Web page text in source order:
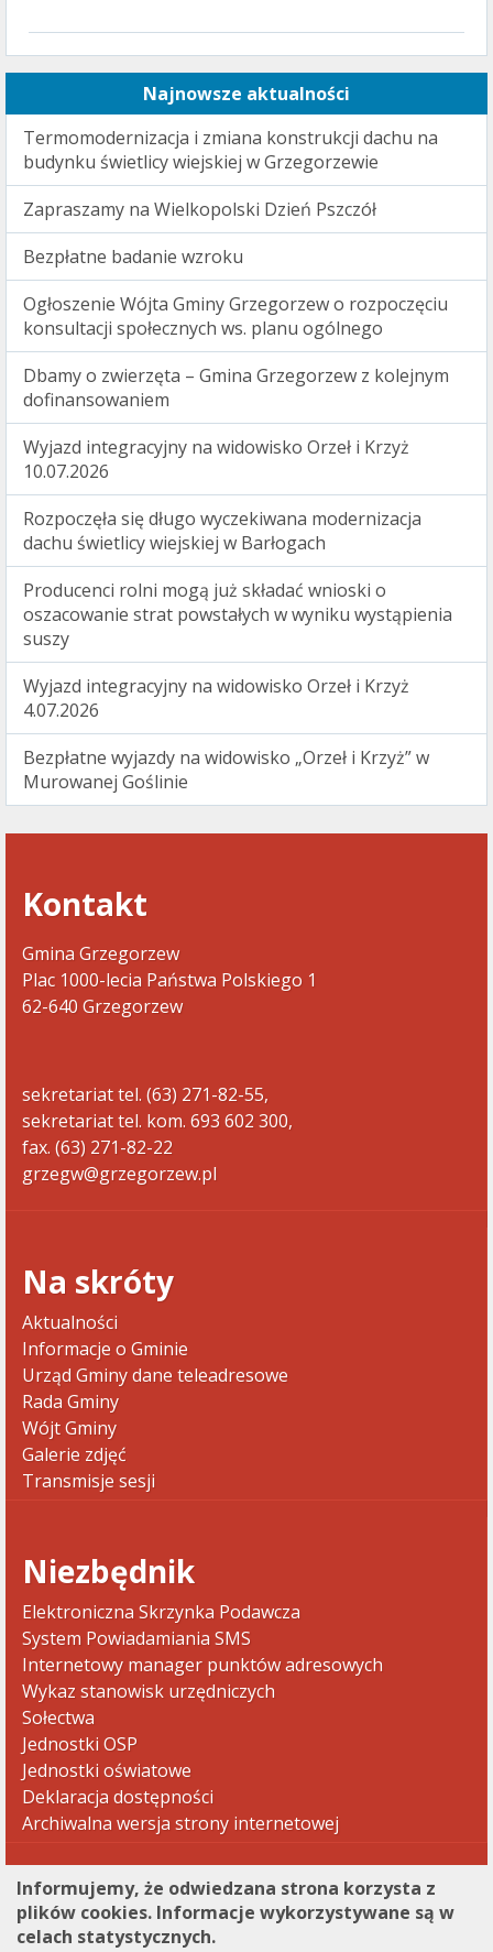
Najnowsze aktualności
Termomodernizacja i zmiana konstrukcji dachu na
budynku świetlicy wiejskiej w Grzegorzewie
Zapraszamy na Wielkopolski Dzień Pszczół
Bezpłatne badanie wzroku
Ogłoszenie Wójta Gminy Grzegorzew o rozpoczęciu
konsultacji społecznych ws. planu ogólnego
Dbamy o zwierzęta – Gmina Grzegorzew z kolejnym
dofinansowaniem
Wyjazd integracyjny na widowisko Orzeł i Krzyż
10.07.2026
Rozpoczęła się długo wyczekiwana modernizacja
dachu świetlicy wiejskiej w Barłogach
Producenci rolni mogą już składać wnioski o
oszacowanie strat powstałych w wyniku wystąpienia
suszy
Wyjazd integracyjny na widowisko Orzeł i Krzyż
4.07.2026
Bezpłatne wyjazdy na widowisko „Orzeł i Krzyż” w
Murowanej Goślinie
Kontakt
Gmina Grzegorzew
Plac 1000-lecia Państwa Polskiego 1
62-640 Grzegorzew
sekretariat tel. (63) 271-82-55,
sekretariat tel. kom. 693 602 300,
fax. (63) 271-82-22
grzegw@grzegorzew.pl
Na skróty
Aktualności
Informacje o Gminie
Urząd Gminy dane teleadresowe
Rada Gminy
Wójt Gminy
Galerie zdjęć
Transmisje sesji
Niezbędnik
Elektroniczna Skrzynka Podawcza
System Powiadamiania SMS
Internetowy manager punktów adresowych
Wykaz stanowisk urzędniczych
Sołectwa
Jednostki OSP
Jednostki oświatowe
Deklaracja dostępności
Archiwalna wersja strony internetowej
Informujemy, że odwiedzana strona korzysta z
plików cookies. Informacje wykorzystywane są w
celach statystycznych.